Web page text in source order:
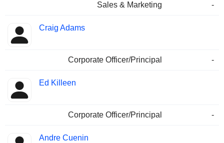
Sales & Marketing -
Craig Adams
Corporate Officer/Principal -
Ed Killeen
Corporate Officer/Principal -
Andre Cuenin